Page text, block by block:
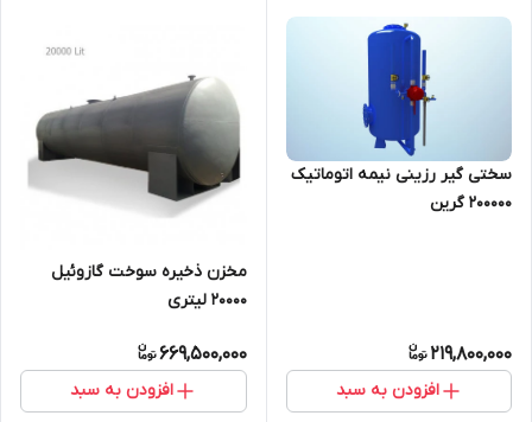
سختی گیر رزینی نیمه اتوماتیک
200000 گرین
219,800,000
افزودن به سبد
مخزن ذخیره سوخت گازوئیل
20000 لیتری
669,500,000
افزودن به سبد